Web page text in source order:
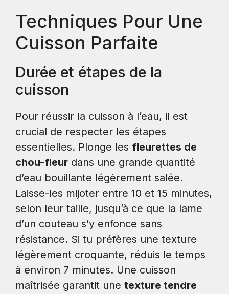
Techniques Pour Une
Cuisson Parfaite
Durée et étapes de la
cuisson
Pour réussir la cuisson à l’eau, il est
crucial de respecter les étapes
essentielles. Plonge les fleurettes de
chou-fleur dans une grande quantité
d’eau bouillante légèrement salée.
Laisse-les mijoter entre 10 et 15 minutes,
selon leur taille, jusqu’à ce que la lame
d’un couteau s’y enfonce sans
résistance. Si tu préfères une texture
légèrement croquante, réduis le temps
à environ 7 minutes. Une cuisson
maîtrisée garantit une texture tendre